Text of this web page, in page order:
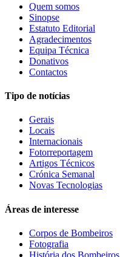
Quem somos
Sinopse
Estatuto Editorial
Agradecimentos
Equipa Técnica
Donativos
Contactos
Tipo de notícias
Gerais
Locais
Internacionais
Fotorreportagem
Artigos Técnicos
Crónica Semanal
Novas Tecnologias
Áreas de interesse
Corpos de Bombeiros
Fotografia
História dos Bombeiros